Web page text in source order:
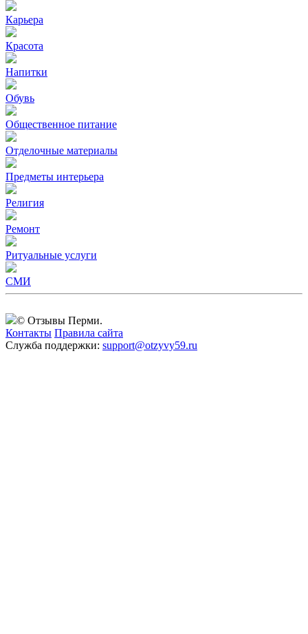
Карьера
Красота
Напитки
Обувь
Общественное питание
Отделочные материалы
Предметы интерьера
Религия
Ремонт
Ритуальные услуги
СМИ
© Отзывы Перми.
Контакты Правила сайта
Служба поддержки: support@otzyvy59.ru